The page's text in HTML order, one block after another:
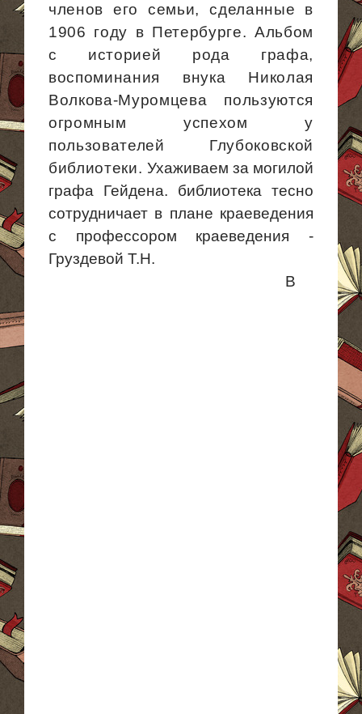
членов его семьи, сделанные в
1906 году в Петербурге. Альбом
с историей рода графа,
воспоминания внука Николая
Волкова-Муромцева пользуются
огромным успехом у
пользователей Глубоковской
библиотеки. Ухаживаем за могилой
графа Гейдена. библиотека тесно
сотрудничает в плане краеведения
с профессором краеведения -
Груздевой Т.Н.
В